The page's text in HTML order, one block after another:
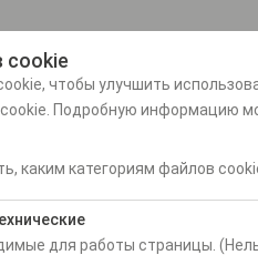
cookie
чтобы улучшить
Подробную информацию
каким категориям файлов
для работы страницы.
страница О нас
Дата и время пуска